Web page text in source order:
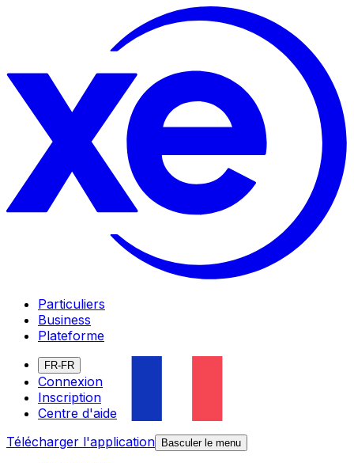
Particuliers
Business
Plateforme
FR-FR
Connexion
Inscription
Centre d'aide
Télécharger l'application
Basculer le menu